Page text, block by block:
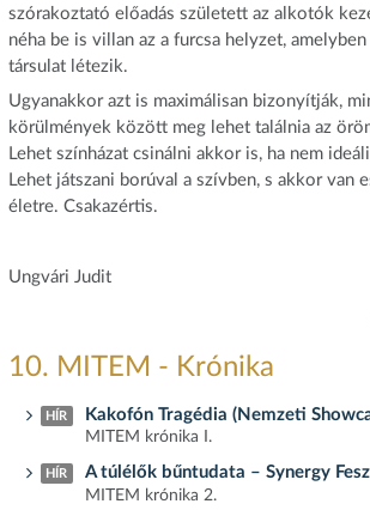
szórakoztató előadás született az alkotók
néha be is villan az a furcsa helyzet,
társulat létezik.
Ugyanakkor azt is maximálisan bizonyítják,
körülmények között meg lehet találnia az
Lehet színházat csinálni akkor is, ha nem
Lehet játszani borúval a szívben, s akkor van
életre. Csakazértis.
Ungvári Judit
10. MITEM - Krónika
HÍR Kakofón Tragédia (Nemzeti
MITEM krónika I.
HÍR A túlélők bűntudata – Synergy
MITEM krónika 2.